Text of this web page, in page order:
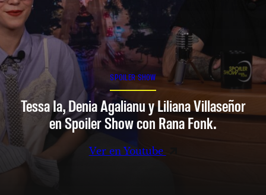
SPOILER SHOW
Tessa Ia, Denia Agalianu y Liliana Villaseñor
en Spoiler Show con Rana Fonk.
Ver en Youtube